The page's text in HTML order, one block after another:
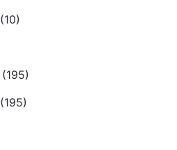
(10)
(195)
(195)